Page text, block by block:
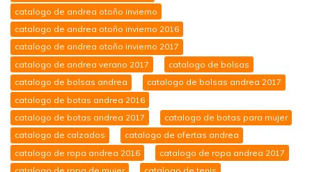
catalogo de andrea otoño invierno
catalogo de andrea otoño invierno 2016
catalogo de andrea otoño invierno 2017
catalogo de andrea verano 2017
catalogo de bolsas
catalogo de bolsas andrea
catalogo de bolsas andrea 2017
catalogo de botas andrea 2016
catalogo de botas andrea 2017
catalogo de botas para mujer
catalogo de calzados
catalogo de ofertas andrea
catalogo de ropa andrea 2016
catalogo de ropa andrea 2017